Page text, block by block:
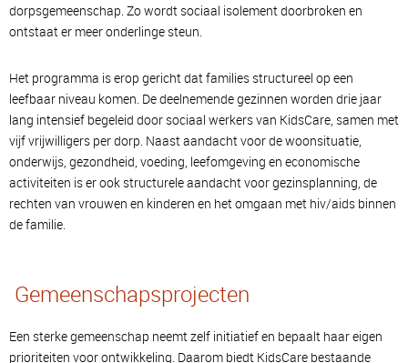
dorpsgemeenschap. Zo wordt sociaal isolement doorbroken en
ontstaat er meer onderlinge steun.
Het programma is erop gericht dat families structureel op een
leefbaar niveau komen. De deelnemende gezinnen worden drie jaar
lang intensief begeleid door sociaal werkers van KidsCare, samen met
vijf vrijwilligers per dorp. Naast aandacht voor de woonsituatie,
onderwijs, gezondheid, voeding, leefomgeving en economische
activiteiten is er ook structurele aandacht voor gezinsplanning, de
rechten van vrouwen en kinderen en het omgaan met hiv/aids binnen
de familie.
Gemeenschapsprojecten
Een sterke gemeenschap neemt zelf initiatief en bepaalt haar eigen
prioriteiten voor ontwikkeling. Daarom biedt KidsCare bestaande